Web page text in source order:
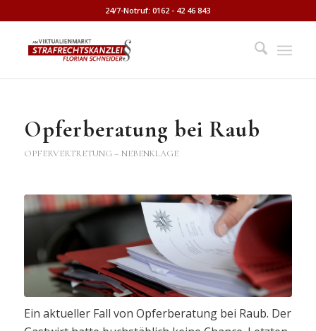
24/7-Notruf: 0162 - 42 46 843
Opferberatung bei Raub
OPFERVERTRETUNG – NEBENKLAGE
Ein aktueller Fall von Opferberatung bei Raub. Der